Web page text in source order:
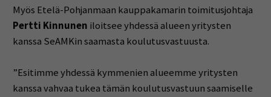
Myös Etelä-Pohjanmaan kauppakamarin toimitusjohtaja
Pertti Kinnunen iloitsee yhdessä alueen yritysten
kanssa SeAMKin saamasta koulutusvastuusta.
”Esitimme yhdessä kymmenien alueemme yritysten
kanssa vahvaa tukea tämän koulutusvastuun saamiselle